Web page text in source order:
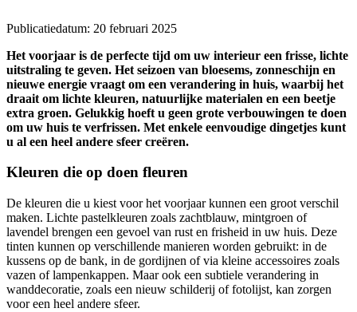
Publicatiedatum: 20 februari 2025
Het voorjaar is de perfecte tijd om uw interieur een frisse, lichte
uitstraling te geven. Het seizoen van bloesems, zonneschijn en
nieuwe energie vraagt om een verandering in huis, waarbij het
draait om lichte kleuren, natuurlijke materialen en een beetje
extra groen. Gelukkig hoeft u geen grote verbouwingen te doen
om uw huis te verfrissen. Met enkele eenvoudige dingetjes kunt
u al een heel andere sfeer creëren.
Kleuren die op doen fleuren
De kleuren die u kiest voor het voorjaar kunnen een groot verschil
maken. Lichte pastelkleuren zoals zachtblauw, mintgroen of
lavendel brengen een gevoel van rust en frisheid in uw huis. Deze
tinten kunnen op verschillende manieren worden gebruikt: in de
kussens op de bank, in de gordijnen of via kleine accessoires zoals
vazen of lampenkappen. Maar ook een subtiele verandering in
wanddecoratie, zoals een nieuw schilderij of fotolijst, kan zorgen
voor een heel andere sfeer.